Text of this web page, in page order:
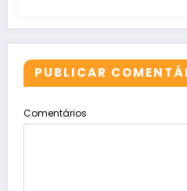
PUBLICAR
Comentários